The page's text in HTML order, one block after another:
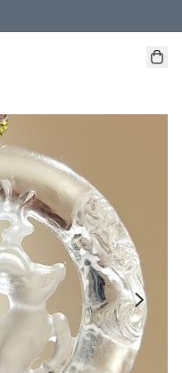
特定的送貨方式 )